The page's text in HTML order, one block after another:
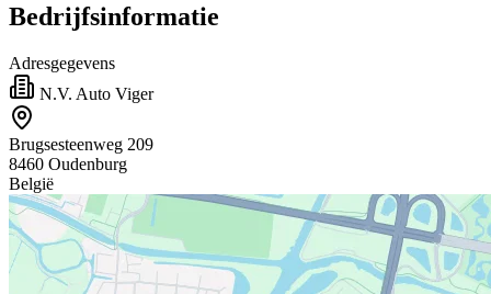
Bedrijfsinformatie
Adresgegevens
N.V. Auto Viger
Brugsesteenweg 209
8460 Oudenburg
België